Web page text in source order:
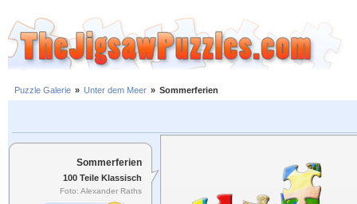
Puzzle Galerie » Unter dem Meer » Sommerferien
Sommerferien
100 Teile Klassisch
Foto: Alexander Raths